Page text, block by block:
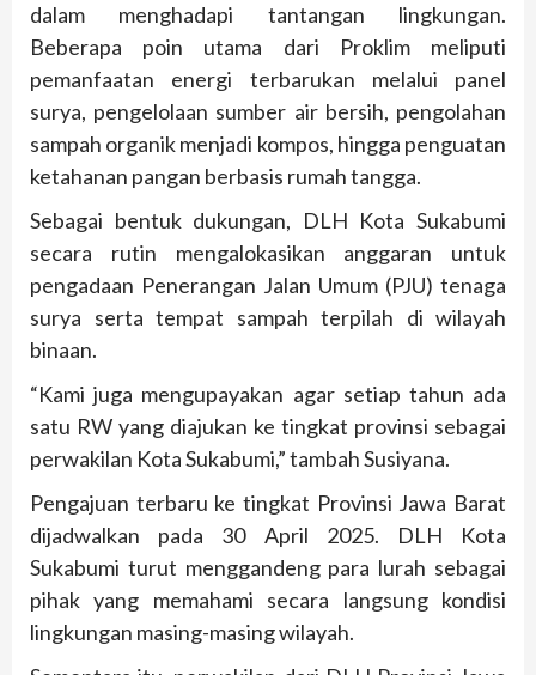
dalam menghadapi tantangan lingkungan.
Beberapa poin utama dari Proklim meliputi
pemanfaatan energi terbarukan melalui panel
surya, pengelolaan sumber air bersih, pengolahan
sampah organik menjadi kompos, hingga penguatan
ketahanan pangan berbasis rumah tangga.
Sebagai bentuk dukungan, DLH Kota Sukabumi
secara rutin mengalokasikan anggaran untuk
pengadaan Penerangan Jalan Umum (PJU) tenaga
surya serta tempat sampah terpilah di wilayah
binaan.
“Kami juga mengupayakan agar setiap tahun ada
satu RW yang diajukan ke tingkat provinsi sebagai
perwakilan Kota Sukabumi,” tambah Susiyana.
Pengajuan terbaru ke tingkat Provinsi Jawa Barat
dijadwalkan pada 30 April 2025. DLH Kota
Sukabumi turut menggandeng para lurah sebagai
pihak yang memahami secara langsung kondisi
lingkungan masing-masing wilayah.